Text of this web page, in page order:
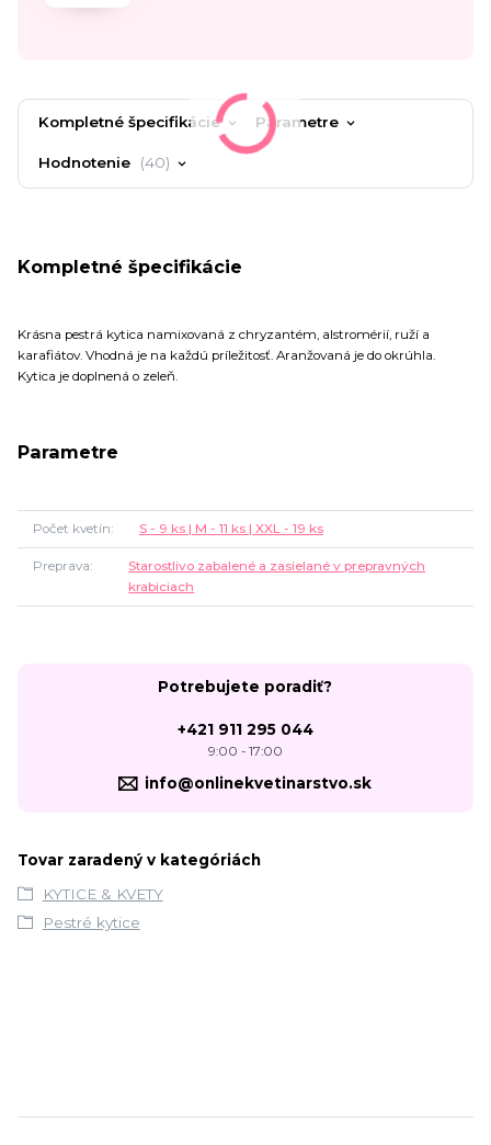
Kompletné špecifikácie Parametre
Hodnotenie 40
Kompletné špecifikácie
Krásna pestrá kytica namixovaná z chryzantém, alstromérií, ruží a
karafiátov. Vhodná je na každú príležitosť. Aranžovaná je do okrúhla.
Kytica je doplnená o zeleň.
Parametre
Počet kvetín S - 9 ks | M - 11 ks | XXL - 19 ks
Preprava
Starostlivo zabalené a zasielané v prepravných
krabiciach
Potrebujete poradiť?
+421 911 295 044
9:00 - 17:00
info@onlinekvetinarstvo.sk
Tovar zaradený v kategóriách
KYTICE & KVETY
Pestré kytice